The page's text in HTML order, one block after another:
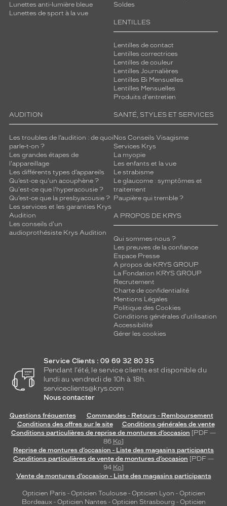
Lunettes anti-lumière bleue
Lunettes de sport à la vue
Soldes
LENTILLES
Lentilles de contact
Lentilles correctrices
Lentilles de couleur
Lentilles Journalières
Lentilles Bi Mensuelles
Lentilles Mensuelles
Produits d'entretien
AUDITION
Les troubles de l’audition : de quoi
parle-t-on ?
Les grandes étapes de
l'appareillage
Les différents types d’appareils
Qu’est-ce qu'un acouphène ?
Qu'est-ce que l'hyperacousie ?
Qu’est-ce que la presbyacousie ?
Les services et les garanties Krys
Audition
Les conseils d'un
audioprothésiste Krys Audition
SANTÉ, STYLES ET SERVICES
Nos Conseils Visagisme
Services Krys
La myopie
Les enfants et la vue
Le strabisme
Le glaucome : symptômes et
traitement
Paupière qui tremble ?
A PROPOS DE KRYS
Qui sommes-nous ?
Les preuves de la confiance
Espace Presse
A propos de KRYS GROUP
La Fondation KRYS GROUP
Recrutement
Charte de confidentialité
Mentions Légales
Politique des Cookies
Conditions générales d'utilisation
Accessibilité
Gérer les cookies
Service Clients : 09 69 32 80 35
Pendant l'été, le service clients est disponible du
lundi au vendredi de 10h à 18h.
serviceclients@krys.com
Nous contacter
Questions fréquentes
Commandes - Retours - Remboursement
Conditions des offres sur le site
Conditions générales de vente
Conditions particulières de reprise de montures d’occasion [PDF —
86 Ko]
Reprise de montures d’occasion - Liste des magasins participants
Conditions particulières de vente de montures d’occasion [PDF —
94 Ko]
Vente de montures d’occasion - Liste des magasins participants
Opticien Paris - Opticien Toulouse- Opticien Lyon - Opticien
Bordeaux- Opticien Nantes - Opticien Strasbourg - Opticien